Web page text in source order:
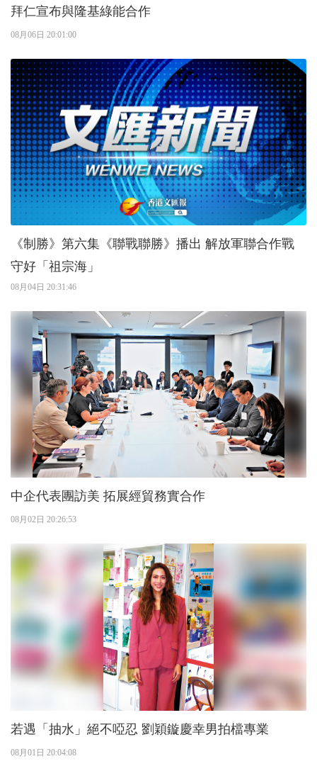
拜仁宣布與隆基綠能合作
08月06日 20:01:00
《制勝》第六集《聯戰聯勝》播出 解放軍聯合作戰
守好「祖宗海」
08月04日 20:31:46
中企代表團訪美 拓展經貿務實合作
08月02日 20:26:53
若遇「抽水」絕不啞忍 劉穎鏇慶幸男拍檔專業
08月01日 20:04:08